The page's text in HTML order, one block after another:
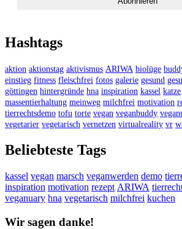
Hashtags
aktion aktionstag aktivismus ARIWA biolüge
einstieg fitness fleischfrei fotos galerie gesund
göttingen hintergründe hna inspiration kassel katze
massentierhaltung meinweg milchfrei motivation
tierrechtsdemo tofu torte vegan veganbuddy
vegetarier vegetarisch vernetzen virtualreality vr
Beliebteste Tags
kassel vegan marsch veganwerden demo
inspiration motivation rezept ARIWA
veganuary hna vegetarisch milchfrei kuchen
Wir sagen danke!